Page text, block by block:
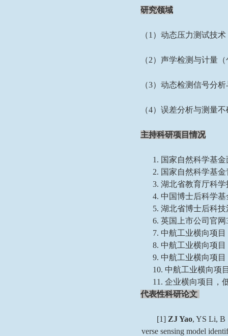
研究领域
（1 ）动态压力测试技术
（2）声学检测与计量
（3） 动态检测信号分析
（4） 误差分析与测量不
主持科研项目情况
1 . 国家自然科学基
2. 国家自然科学基金
3. 湖北省教育厅科
4. 中国博士后科学
5. 湖北省博士后科
6. 英国上市公司官
7. 中航工业横向项目
8. 中航工业横向项
9. 中航工业横向项
10. 中航工业横向项
11. 企业横向项目，
代表性科研论文
[1] ZJ Yao, YS Li, B
verse sensing model